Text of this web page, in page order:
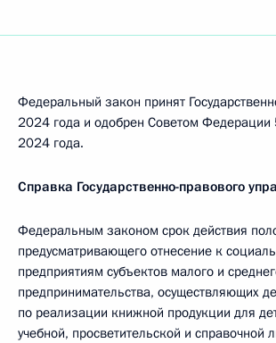
Федеральный закон принят
2024 года и одобрен Советом Федерации
2024 года.
Справка Государственно-правового
Федеральным законом срок действия
предусматривающего отнесение к
предприятиям субъектов малого и
предпринимательства, осуществляющих
по реализации книжной продукции для
учебной, просветительской и справочной